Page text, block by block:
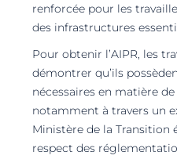
renforcée pour les
des infrastructures
Pour obtenir l’AIPR, les
démontrer qu’ils
nécessaires en matière
notamment à travers un
Ministère de la Transition
respect des